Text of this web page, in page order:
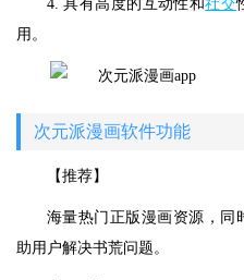
4. 具有高度的互动性和社交
用。
次元派漫画软件功能
【推荐】
海量热门正版漫画资源，同
助用户解决书荒问题。